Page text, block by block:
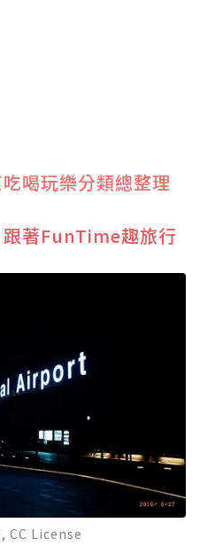
喝玩樂分類總整理
跟著FunTime趣旅行
CC License